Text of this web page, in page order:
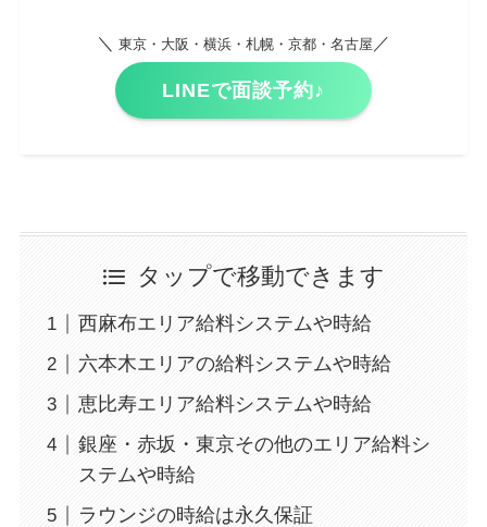
＼ 東京・大阪・横浜・札幌・京都・名古屋 ／
LINEで面談予約♪
タップで移動できます
西麻布エリア給料システムや時給
六本木エリアの給料システムや時給
恵比寿エリア給料システムや時給
銀座・赤坂・東京その他のエリア給料シ
ステムや時給
ラウンジの時給は永久保証